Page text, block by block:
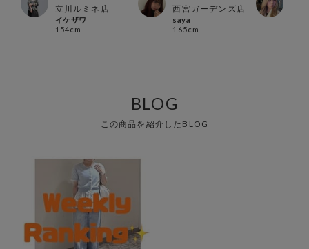
立川ルミネ店
イケザワ
154cm
西宮ガーデンズ店
saya
165cm
BLOG
この商品を紹介したBLOG